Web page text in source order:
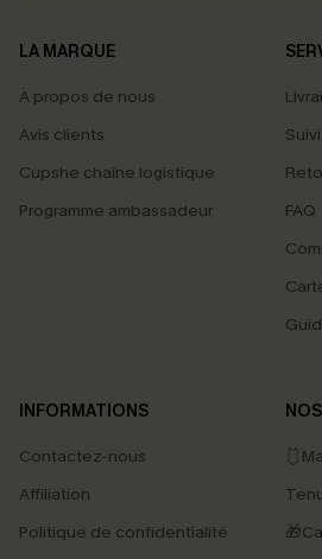
LA MARQUE
À propos de nous
Avis clients
Cupshe chaîne logistique
Programme ambassadeur
FAQ
INFORMATIONS
Contactez-nous
Affiliation
Politique de confidentialité
PROFITEZ
-15% dès 2 Achetés